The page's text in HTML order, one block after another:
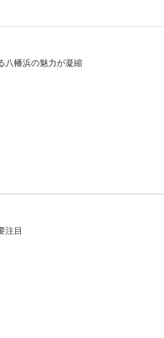
八幡浜の魅力が凝縮
注目